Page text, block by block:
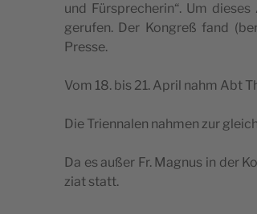
und Für­spre­che­rin“. Um
geru­fen. Der Kon­greß fand
Presse.
Vom 18. bis 21. April nahm Abt
Die Tri­en­na­len nah­men zur
Da es außer Fr. Magnus in der
zi­at statt.